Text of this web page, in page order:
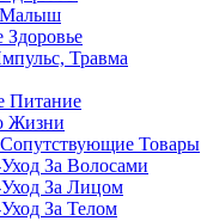
Травма
Питание
Жизни
Товары
За Волосами
За Лицом
За Телом